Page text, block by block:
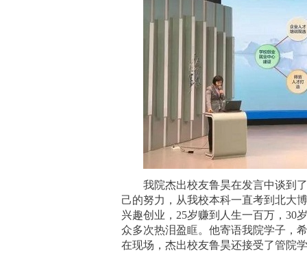
我院杰出校友鲁昊在发言中谈到
己的努力，从我校本科一直考到北大
兴趣创业，25岁赚到人生一百万，30
众多次热泪盈眶。他寄语我院学子，
在现场，杰出校友鲁昊还接受了管院